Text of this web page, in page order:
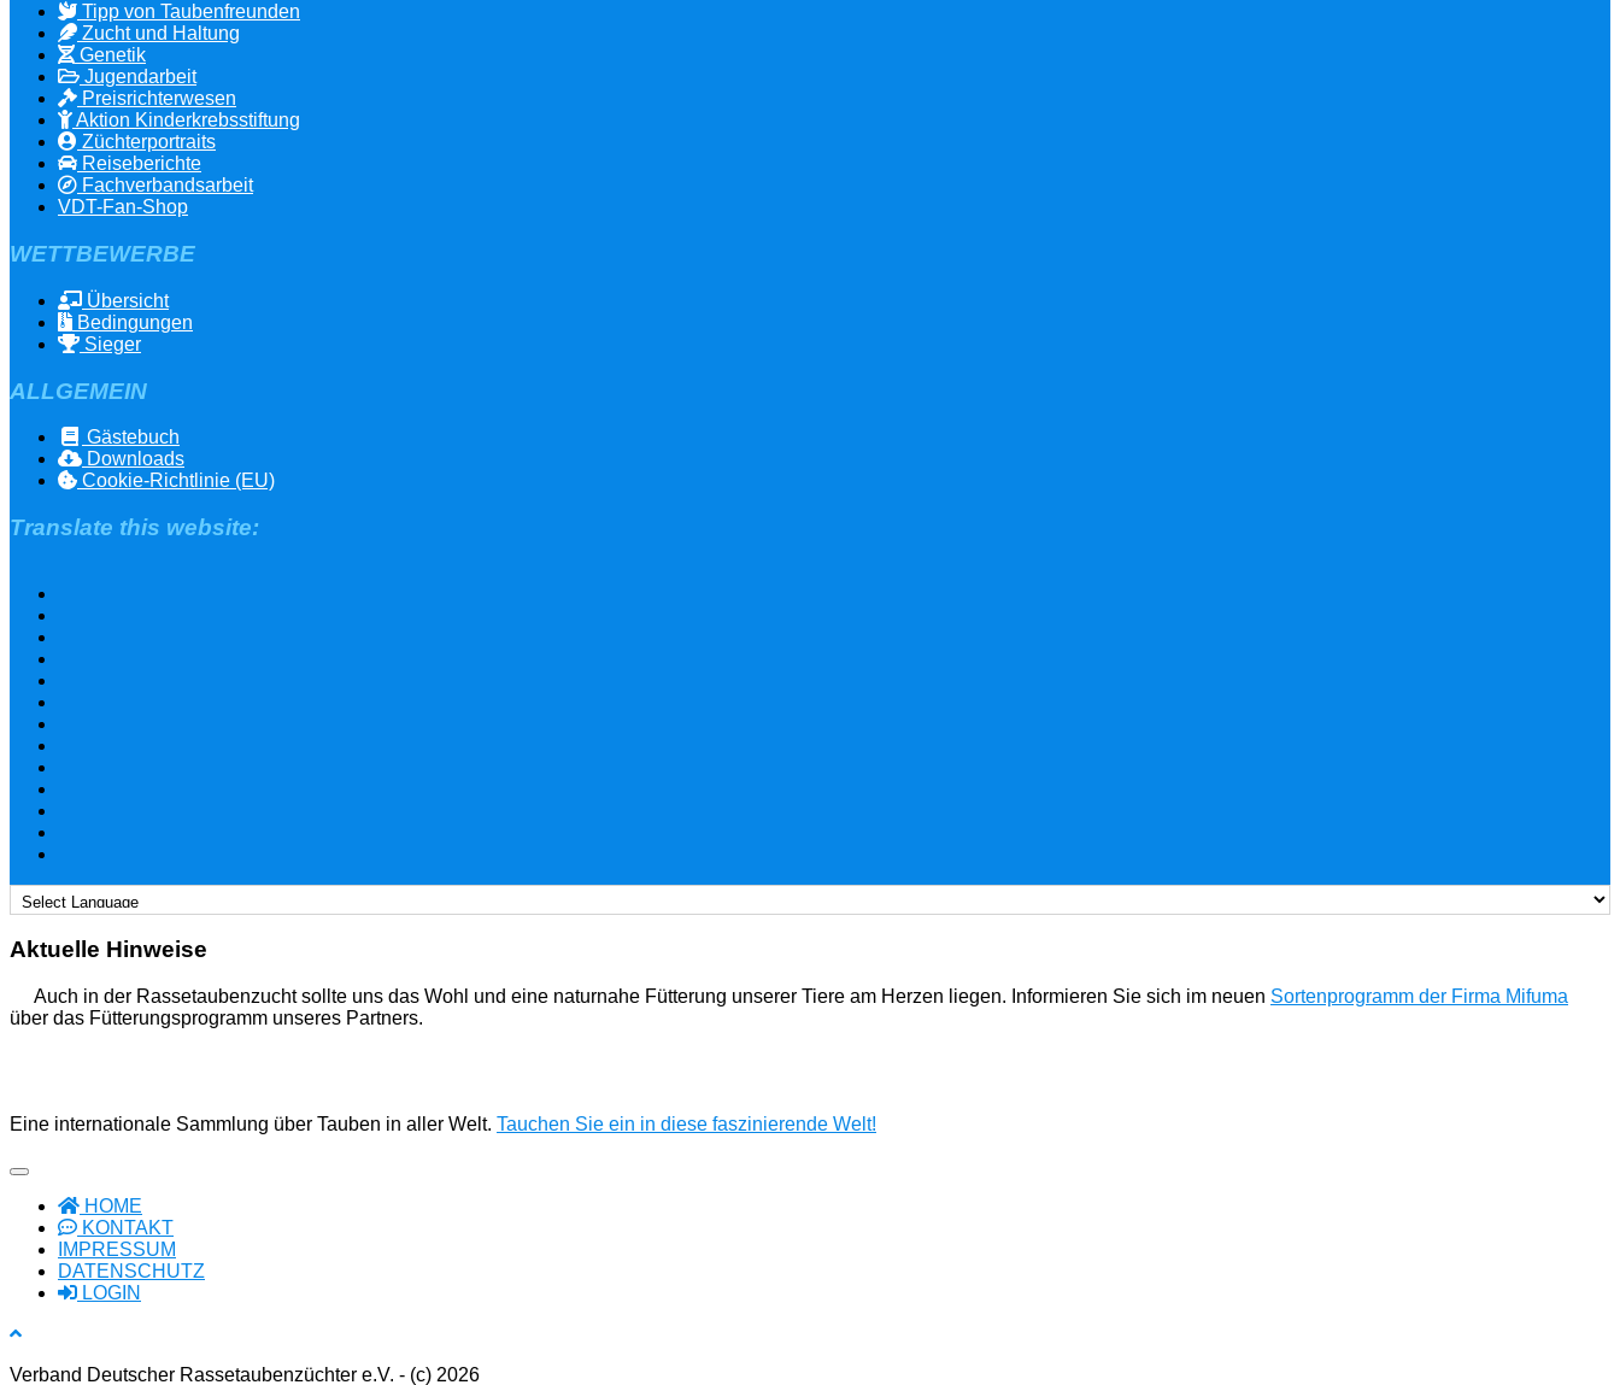
Tipp von Taubenfreunden
Zucht und Haltung
Genetik
Jugendarbeit
Preisrichterwesen
Aktion Kinderkrebsstiftung
Züchterportraits
Reiseberichte
Fachverbandsarbeit
VDT-Fan-Shop
WETTBEWERBE
Übersicht
Bedingungen
Sieger
ALLGEMEIN
Gästebuch
Downloads
Cookie-Richtlinie (EU)
Translate this website:
Aktuelle Hinweise
Auch in der Rassetaubenzucht sollte uns das Wohl und eine naturnahe Fütterung unserer Tiere am Herzen liegen. Informieren Sie sich im neuen Sortenprogramm der Firma Mifuma
über das Fütterungsprogramm unseres Partners.
Eine internationale Sammlung über Tauben in aller Welt. Tauchen Sie ein in diese faszinierende Welt!
HOME
KONTAKT
IMPRESSUM
DATENSCHUTZ
LOGIN
Verband Deutscher Rassetaubenzüchter e.V. - (c) 2026